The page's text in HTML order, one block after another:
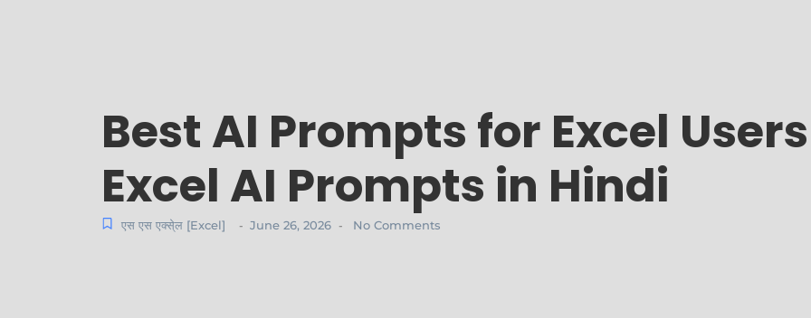
Best AI Prompts for Excel
Excel AI Prompts in Hindi
एस एस एक्से्ल [Excel] - June 26, 2026 - No Comments